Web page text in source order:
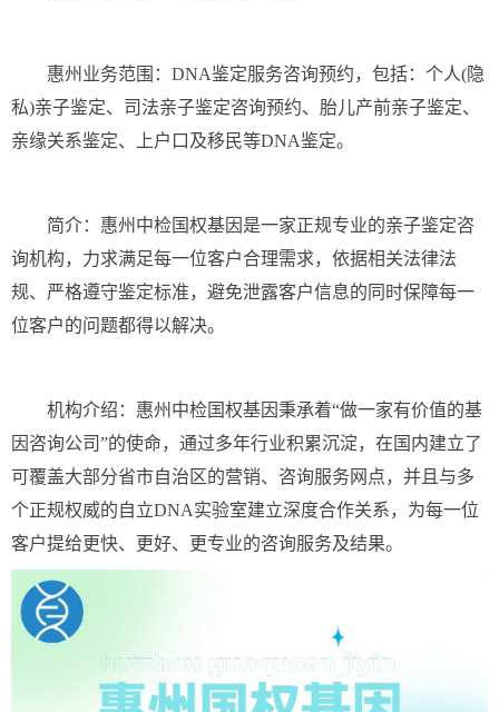
惠州业务范围：DNA鉴定服务咨询预约，包括：个人(隐
私)亲子鉴定、司法亲子鉴定咨询预约、胎儿产前亲子鉴定、
亲缘关系鉴定、上户口及移民等DNA鉴定。
简介：惠州中检国权基因是一家正规专业的亲子鉴定咨
询机构，力求满足每一位客户合理需求，依据相关法律法
规、严格遵守鉴定标准，避免泄露客户信息的同时保障每一
位客户的问题都得以解决。
机构介绍：惠州中检国权基因秉承着“做一家有价值的基
因咨询公司”的使命，通过多年行业积累沉淀，在国内建立了
可覆盖大部分省市自治区的营销、咨询服务网点，并且与多
个正规权威的自立DNA实验室建立深度合作关系，为每一位
客户提给更快、更好、更专业的咨询服务及结果。